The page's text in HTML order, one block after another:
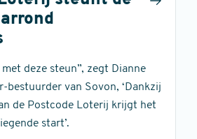
deze steun”, zegt Dianne
bestuurder van Sovon, ‘Dankzij
de Postcode Loterij krijgt het
start’.